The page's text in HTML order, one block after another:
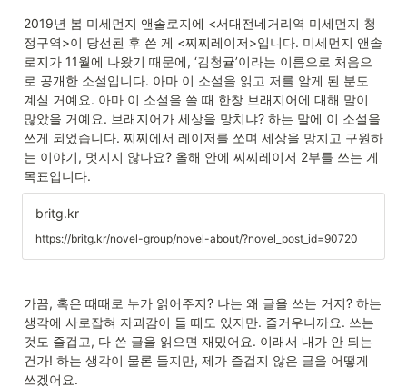
2019년 봄 미세먼지 앤솔로지에 <서대전네거리역 미세먼지 청
정구역>이 당선된 후 쓴 게 <찌찌레이저>입니다. 미세먼지 앤솔
로지가 11월에 나왔기 때문에, ‘김청귤’이라는 이름으로 처음으
로 공개한 소설입니다. 아마 이 소설을 읽고 저를 알게 된 분도
계실 거예요. 아마 이 소설을 쓸 때 한창 브래지어에 대해 말이
많았을 거예요. 브래지어가 세상을 망치냐? 하는 말에 이 소설을
쓰게 되었습니다. 찌찌에서 레이저를 쏘며 세상을 망치고 구원하
는 이야기, 멋지지 않나요? 올해 안에 찌찌레이저 2부를 쓰는 게
목표입니다.
britg.kr
https://britg.kr/novel-group/novel-about/?novel_post_id=90720
가끔, 혹은 때때로 누가 읽어주지? 나는 왜 글을 쓰는 거지? 하는
생각에 사로잡혀 자괴감이 들 때도 있지만. 즐거우니까요. 쓰는
것도 즐겁고, 다 쓴 글을 읽으면 재밌어요. 이래서 내가 안 되는
건가! 하는 생각이 물론 들지만, 제가 즐겁지 않은 글을 어떻게
쓰겠어요.